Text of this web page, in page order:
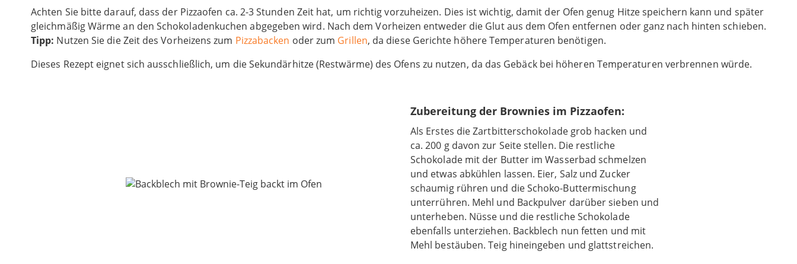
Achten Sie bitte darauf, dass der Pizzaofen ca. 2-3 Stunden Zeit hat, um richtig vorzuheizen. Dies ist wichtig, damit der Ofen genug Hitze speichern kann und später
gleichmäßig Wärme an den Schokoladenkuchen abgegeben wird. Nach dem Vorheizen entweder die Glut aus dem Ofen entfernen oder ganz nach hinten schieben.
Tipp: Nutzen Sie die Zeit des Vorheizens zum Pizzabacken oder zum Grillen, da diese Gerichte höhere Temperaturen benötigen.
Dieses Rezept eignet sich ausschließlich, um die Sekundärhitze (Restwärme) des Ofens zu nutzen, da das Gebäck bei höheren Temperaturen verbrennen würde.
Zubereitung der Brownies im Pizzaofen:
Als Erstes die Zartbitterschokolade grob hacken und
ca. 200 g davon zur Seite stellen. Die restliche
Schokolade mit der Butter im Wasserbad schmelzen
und etwas abkühlen lassen. Eier, Salz und Zucker
schaumig rühren und die Schoko-Buttermischung
unterrühren. Mehl und Backpulver darüber sieben und
unterheben. Nüsse und die restliche Schokolade
ebenfalls unterziehen. Backblech nun fetten und mit
Mehl bestäuben. Teig hineingeben und glattstreichen.